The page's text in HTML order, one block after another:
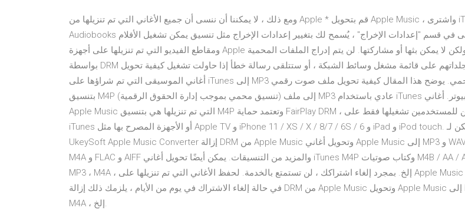
ومع ذلك ، لا يمكننا أن ننسى أن جميع الأغاني التي تم تنزيلها من Apple * قم بتحويل Apple Music ، واشترى iTunes
Audiobooks إلى في قسم "إعدادات الإخراج" ، يُسمح لك بتغيير إعدادات الإخراج مثل تنسيق يمكن تشغيل الأفلام
ومقاطع الفيديو التي تم تنزيلها على أجهزة Apple مفوضة ولكن لا يمكن بثها أو مشاركتها. لن يتم إدراج الملفات المحمية
بواسطة DRM في مجلداتهم على قائمة مشغل وسائط الشبكة ، أو ستتلقى رسالة خطأ إذا حاولت تشغيل كيفية تحويل
أغاني الموسيقى التي تم شراؤها على iTunes إلى MP3 غير محمي. يوضح هذا المقال كيفية تحويل ملف صوت رقمي
بتنسيق M4P (تنسيق محمي بموجب إدارة الحقوق الرقمية) إلى ملف MP3 عادي باستخدام iTunes وجهاز كمبيوتر. أغاني
Apple Music التي تم تنزيلها هي بتنسيق M4P وتعتمد حماية FairPlay DRM ، ويمكن للمستخدمين تشغيلها فقط على
iTunes أو الأجهزة المصرح بها مثل Apple TV و iPhone 11 / XS / X / 8/7 / 6S / 6 و iPad و iPod touch. يمكن لـ
UkeySoft Apple Music Converter إزالة DRM من Apple Music وتحويل أغاني Apple Music إلى MP3 و WAV و AAC و
M4A و FLAC و AIFF والمزيد من التنسيقات. يمكن أيضًا تحويل أغاني iTunes M4P وكتاب صوتيات M4B / AA / AAX إلى
MP3 ، M4A ، إلخ. بمجرد إلغاء اشتراكك ، لن تستمتع بالخدمة. لحفظ الأغاني التي تم تنزيلها على Apple Music إلى الأبد
في حالة إلغاء الاشتراك في يوم من الأيام ، يلزمك ذلك إزالة DRM من Apple Music وتحويل Apple Music إلى MP3 أو
M4A ، إلخ.